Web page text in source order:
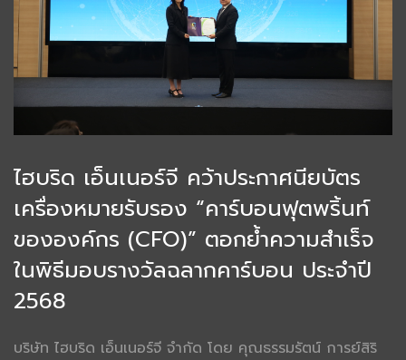
ไฮบริด เอ็นเนอร์จี คว้าประกาศนียบัตร
เครื่องหมายรับรอง “คาร์บอนฟุตพริ้นท์
ขององค์กร (CFO)” ตอกย้ำความสำเร็จ
ในพิธีมอบรางวัลฉลากคาร์บอน ประจำปี
2568
บริษัท ไฮบริด เอ็นเนอร์จี จำกัด โดย คุณธรรมรัตน์ การย์สิริ